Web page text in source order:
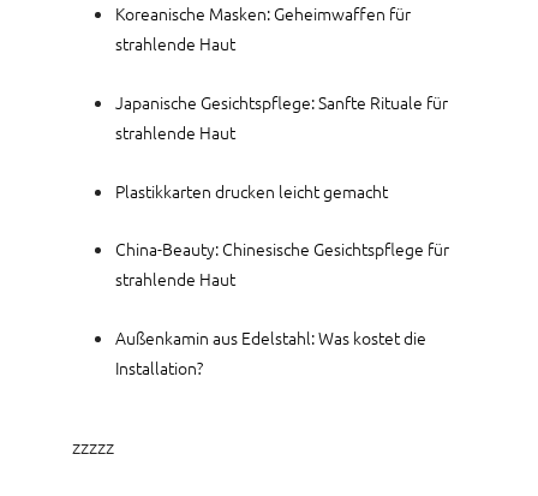
Koreanische Masken: Geheimwaffen für
strahlende Haut
Japanische Gesichtspflege: Sanfte Rituale für
strahlende Haut
Plastikkarten drucken leicht gemacht
China-Beauty: Chinesische Gesichtspflege für
strahlende Haut
Außenkamin aus Edelstahl: Was kostet die
Installation?
zzzzz